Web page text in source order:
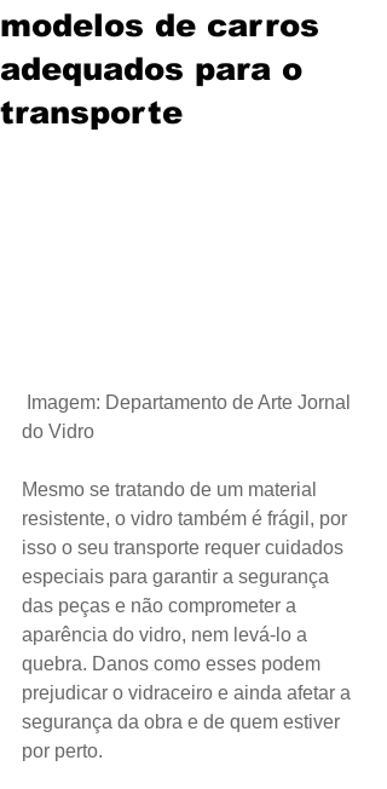
modelos de carros
adequados para o
transporte
Imagem: Departamento de Arte Jornal
do Vidro
Mesmo se tratando de um material
resistente, o vidro também é frágil, por
isso o seu transporte requer cuidados
especiais para garantir a segurança
das peças e não comprometer a
aparência do vidro, nem levá-lo a
quebra. Danos como esses podem
prejudicar o vidraceiro e ainda afetar a
segurança da obra e de quem estiver
por perto.